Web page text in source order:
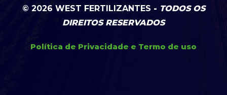
© 2026 WEST FERTILIZANTES - TODOS OS
DIREITOS RESERVADOS
Política de Privacidade e Termo de uso